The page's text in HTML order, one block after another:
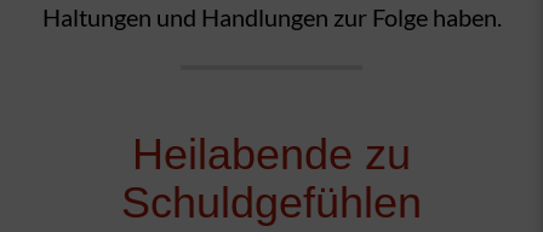
Haltungen und Handlungen zur Folge haben.
Heilabende zu
Schuldgefühlen